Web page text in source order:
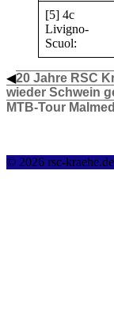
[5] 4c
Livigno-
Scuol:
◀20 Jahre RSC
wieder Schwein
MTB-Tour
© 2026 rsc-kraehe.de